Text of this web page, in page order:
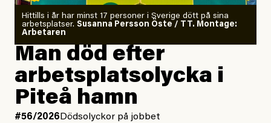
Vem är det som Dagens ETC skriver för?
Vad betyder det att vara en röd, grön och oberoende
tidning?
Vad är bra journalistik?
Om läkaren säger vaccinera dig
så säger jag tvärtemot.
Jag lärde mig renovera
enligt uråldrig metod
och lade min sista ungdom
på att laga en gammal bod.
Hittills i år har minst 17 personer i Sverige dött på sina
arbetsplatser. Susanna Persson Öste / TT. Montage:
Arbetaren
Man död efter
arbetsplatsolycka i
Piteå hamn
#56/2026 Dödsolyckor på jobbet